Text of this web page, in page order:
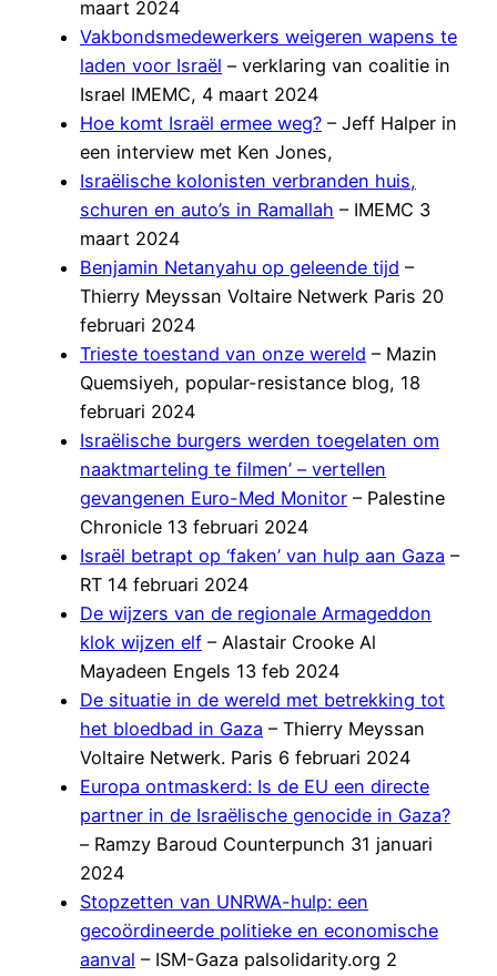
maart 2024
Vakbondsmedewerkers weigeren wapens te
laden voor Israël – verklaring van coalitie in
Israel IMEMC, 4 maart 2024
Hoe komt Israël ermee weg? – Jeff Halper in
een interview met Ken Jones,
Israëlische kolonisten verbranden huis,
schuren en auto’s in Ramallah – IMEMC 3
maart 2024
Benjamin Netanyahu op geleende tijd –
Thierry Meyssan Voltaire Netwerk Paris 20
februari 2024
Trieste toestand van onze wereld – Mazin
Quemsiyeh, popular-resistance blog, 18
februari 2024
Israëlische burgers werden toegelaten om
naaktmarteling te filmen’ – vertellen
gevangenen Euro-Med Monitor – Palestine
Chronicle 13 februari 2024
Israël betrapt op ‘faken’ van hulp aan Gaza –
RT 14 februari 2024
De wijzers van de regionale Armageddon
klok wijzen elf – Alastair Crooke Al
Mayadeen Engels 13 feb 2024
De situatie in de wereld met betrekking tot
het bloedbad in Gaza – Thierry Meyssan
Voltaire Netwerk. Paris 6 februari 2024
Europa ontmaskerd: Is de EU een directe
partner in de Israëlische genocide in Gaza?
– Ramzy Baroud Counterpunch 31 januari
2024
Stopzetten van UNRWA-hulp: een
gecoördineerde politieke en economische
aanval – ISM-Gaza palsolidarity.org 2